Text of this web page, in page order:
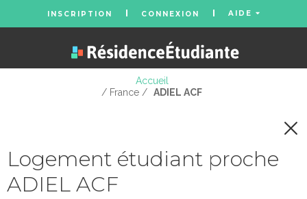
INSCRIPTION CONNEXION AIDE
Accueil
/ France / ADIEL ACF
Logement étudiant proche
ADIEL ACF